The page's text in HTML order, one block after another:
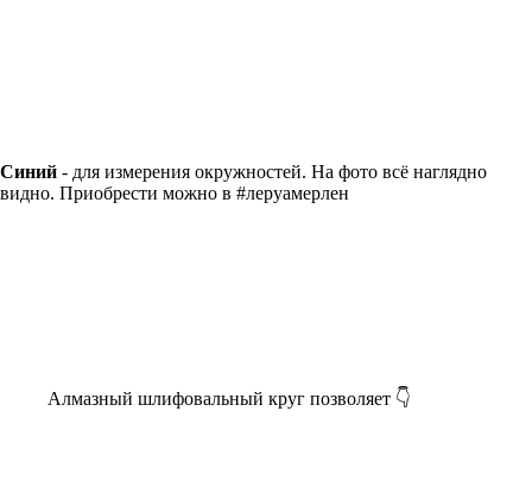
Синий - для измерения окружностей. На фото всё наглядно
видно. Приобрести можно в #леруамерлен
Алмазный шлифовальный круг позволяет 👇